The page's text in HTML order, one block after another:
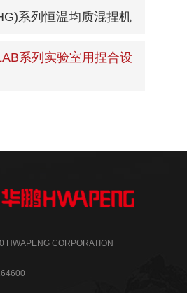
系列恒温均质混捏机
系列实验室用捏合设
HWAPENG CORPORATION